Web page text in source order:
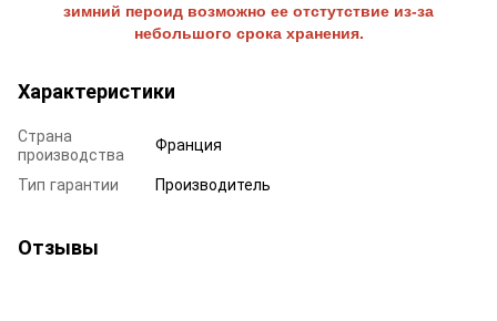
зимний пероид возможно ее отстутствие из-за
небольшого срока хранения.
Характеристики
Страна
производства
Франция
Тип гарантии
Производитель
Отзывы